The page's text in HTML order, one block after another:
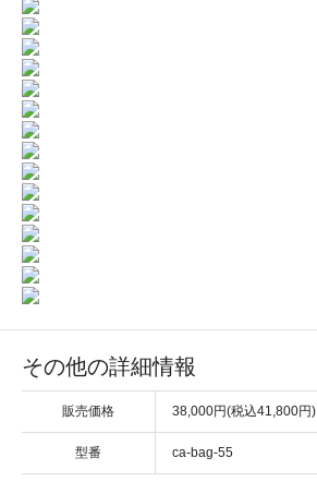
その他の詳細情報
販売価格 38,000円(税込41,800円)
型番 ca-bag-55